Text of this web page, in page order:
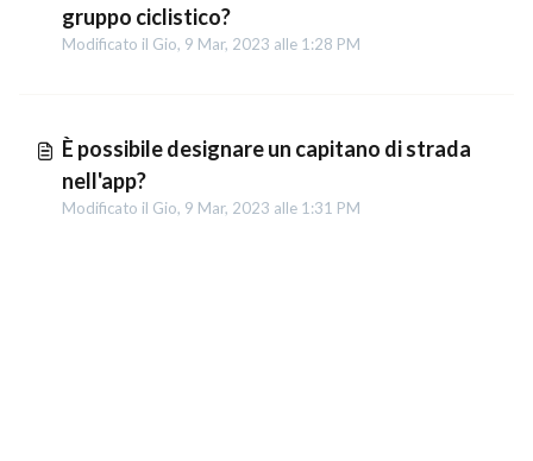
gruppo ciclistico?
Modificato il Gio, 9 Mar, 2023 alle 1:28 PM
È possibile designare un capitano di strada
nell'app?
Modificato il Gio, 9 Mar, 2023 alle 1:31 PM